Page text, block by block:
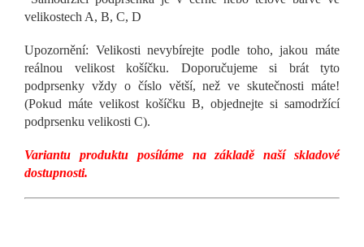
velikostech A, B, C, D
Upozornění: Velikosti nevybírejte podle toho, jakou máte
reálnou velikost košíčku. Doporučujeme si brát tyto
podprsenky vždy o číslo větší, než ve skutečnosti máte!
(Pokud máte velikost košíčku B, objednejte si samodržící
podprsenku velikosti C).
Variantu produktu posíláme na základě naší skladové
dostupnosti.